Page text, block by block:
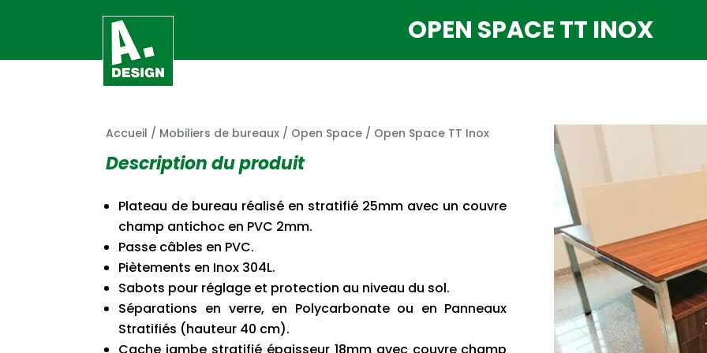
OPEN SPACE TT INOX
Accueil / Mobiliers de bureaux / Open Space / Open Space TT Inox
Description du produit
Plateau de bureau réalisé en stratifié 25mm avec un couvre
champ antichoc en PVC 2mm.
Passe câbles en PVC.
Piètements en Inox 304L.
Sabots pour réglage et protection au niveau du sol.
Séparations en verre, en Polycarbonate ou en Panneaux
Stratifiés (hauteur 40 cm).